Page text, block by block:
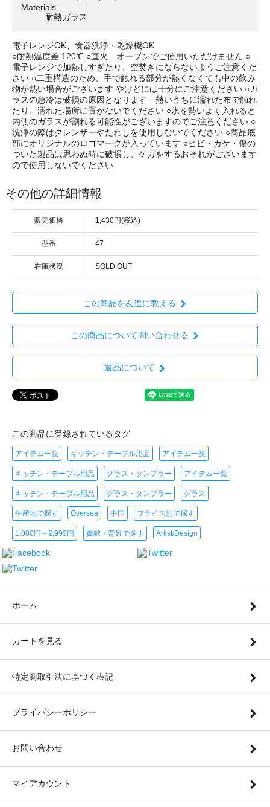
Materials
耐熱ガラス
電子レンジOK、食器洗浄・乾燥機OK
○耐熱温度差 120℃ ○直火、オーブンでご使用いただけません ○
電子レンジで加熱しすぎたり、空焚きにならないようご注意くだ
さい ○二重構造のため、手で触れる部分が熱くなくても中の飲み
物が熱い場合がございます やけどには十分にご注意ください ○ガ
ラスの急冷は破損の原因となります 熱いうちに濡れた布で触れ
たり、濡れた場所に置かないでください ○氷を勢いよく入れると
内側のガラスが割れる可能性がございますのでご注意ください ○
洗浄の際はクレンザーやたわしを使用しないでください ○商品底
部にオリジナルのロゴマークが入っています ○ヒビ・カケ・傷の
ついた製品は思わぬ時に破損し、ケガをするおそれがございます
ので使用しないでください
その他の詳細情報
販売価格 1,430円(税込)
型番 47
在庫状況 SOLD OUT
この商品を友達に教える
この商品について問い合わせる
返品について
この商品に登録されているタグ
アイテム一覧 キッチン・テーブル用品 アイテム一覧
キッチン・テーブル用品 グラス・タンブラー アイテム一覧
キッチン・テーブル用品 グラス・タンブラー グラス
生産地で探す Oversea 中国 プライス別で探す
1,000円～2,999円 貢献・背景で探す Artist/Design
ホーム
カートを見る
特定商取引法に基づく表記
プライバシーポリシー
お問い合わせ
マイアカウント